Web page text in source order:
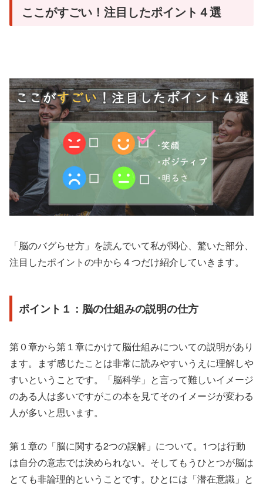
ここがすごい！注目したポイント４選
「脳のバグらせ方」を読んでいて私が関心、驚いた部分、
注目したポイントの中から４つだけ紹介していきます。
ポイント１：脳の仕組みの説明の仕方
第０章から第１章にかけて脳仕組みについての説明があり
ます。まず感じたことは非常に読みやすいうえに理解しや
すいということです。「脳科学」と言って難しいイメージ
のある人は多いですがこの本を見てそのイメージが変わる
人が多いと思います。
第１章の「脳に関する2つの誤解」について。1つは行動
は自分の意志では決められない。そしてもうひとつが脳は
とても非論理的ということです。ひとには「潜在意識」と